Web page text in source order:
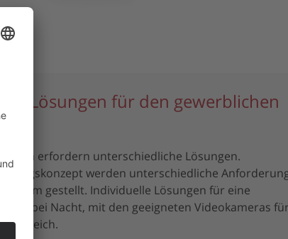
– Lösungen für den gewerblichen
erfordern unterschiedliche Lösungen.
werden unterschiedliche
gestellt. Individuelle Lösungen für eine
und bei Nacht, mit den geeigneten Videokameras